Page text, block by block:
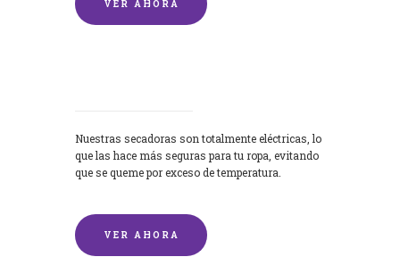
VER AHORA
Nuestras secadoras son totalmente eléctricas, lo
que las hace más seguras para tu ropa, evitando
que se queme por exceso de temperatura.
VER AHORA